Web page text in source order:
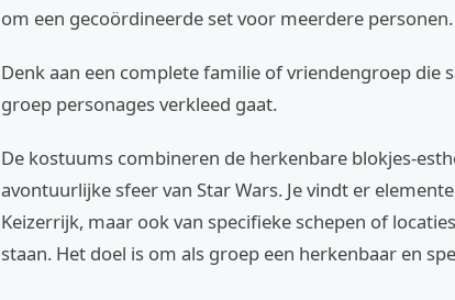
om een gecoördineerde set voor meerdere personen.
Denk aan een complete familie of vriendengroep die
groep personages verkleed gaat.
De kostuums combineren de herkenbare blokjes-
avontuurlijke sfeer van Star Wars. Je vindt er
Keizerrijk, maar ook van specifieke schepen of
staan. Het doel is om als groep een herkenbaar en